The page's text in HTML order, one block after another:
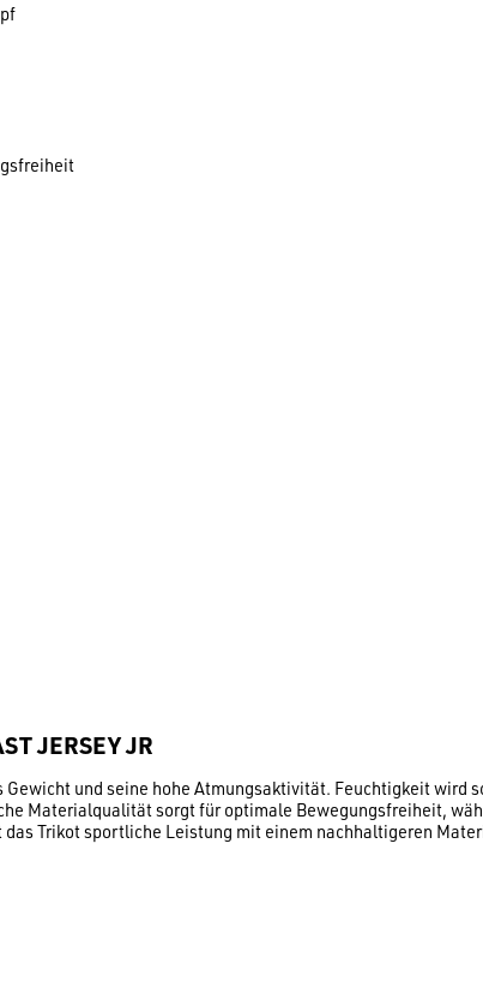
JERSEY JR
und seine hohe Atmungsaktivität. Feuchtigkeit wird
Materialqualität sorgt für optimale Bewegungsfreiheit,
Trikot sportliche Leistung mit einem nachhaltigeren